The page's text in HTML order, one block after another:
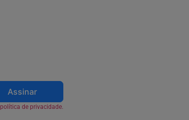
Assinar
política de privacidade.